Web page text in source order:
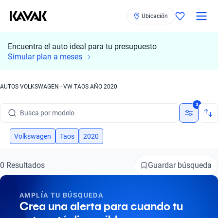
Ubicación
Encuentra el auto ideal para tu presupuesto
Simular plan a meses
AUTOS VOLKSWAGEN - VW TAOS AÑO 2020
Busca por modelo
Busca por versión
Busca por marca
Busca por modelo
3
Volkswagen Taos 2020
0 Resultados Guardar búsqueda
AMPLÍA TU BÚSQUEDA
Crea una alerta para cuando tu